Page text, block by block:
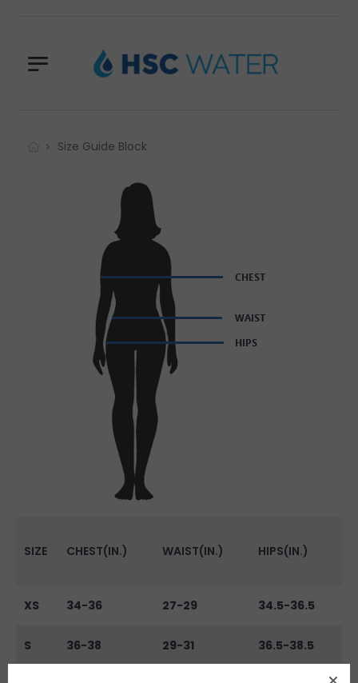
Size Guide Block
SIZE CHEST(IN.) WAIST(IN.) HIPS(IN.)
XS 34-36 27-29 34.5-36.5
S 36-38 29-31 36.5-38.5